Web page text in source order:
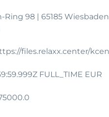
Ring 98 | 65185 Wiesbaden
files.relaxx.center/
FULL_TIME EUR